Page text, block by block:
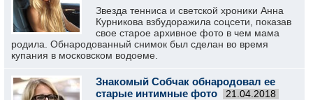
Звезда тенниса и светской хроники Анна
Курникова взбудоражила соцсети, показав
свое старое архивное фото в чем мама
родила. Обнародованный снимок был сделан во время
купания в московском водоеме.
Знакомый Собчак обнародовал ее
старые интимные фото
21.04.2018